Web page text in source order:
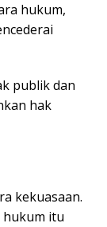
hukum,
publik dan
hak
kekuasaan.
hukum itu